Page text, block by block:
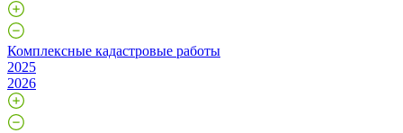
Комплексные кадастровые работы
2025
2026